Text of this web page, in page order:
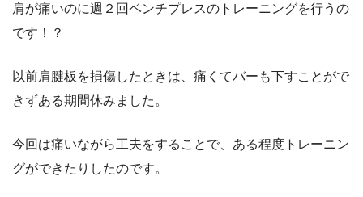
肩が痛いのに週２回ベンチプレスのトレーニングを行うの
です！？
以前肩腱板を損傷したときは、痛くてバーも下すことがで
きずある期間休みました。
今回は痛いながら工夫をすることで、ある程度トレーニン
グができたりしたのです。